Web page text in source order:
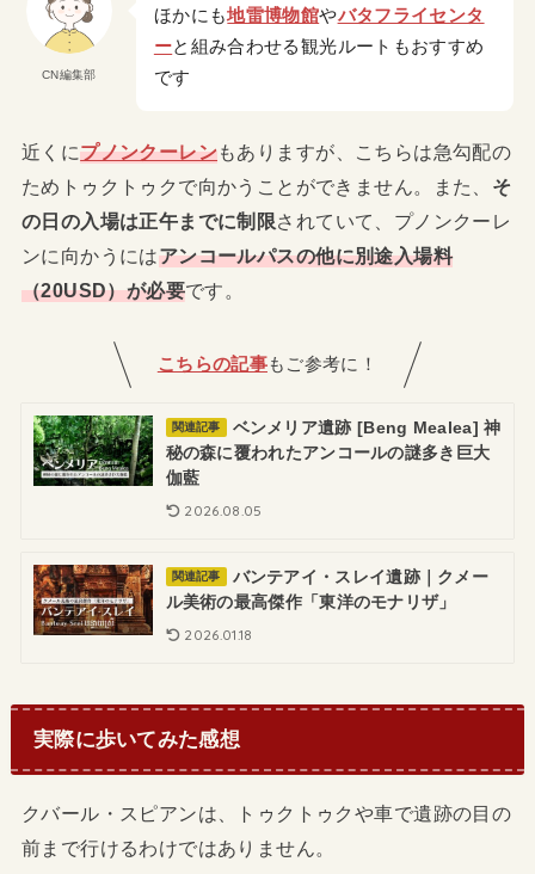
CN編集部
ほかにも地雷博物館やバタフライセンタ
ーと組み合わせる観光ルートもおすすめ
です
近くにプノンクーレンもありますが、こちらは急勾配の
ためトゥクトゥクで向かうことができません。また、 そ
の日の入場は正午までに制限されていて、プノンクーレ
ンに向かうにはアンコールパスの他に別途入場料
（20USD）が必要です。
こちらの記事もご参考に！
関連記事
ベンメリア遺跡 [Beng Mealea] 神
秘の森に覆われたアンコールの謎多き巨大
伽藍
2026.08.05
関連記事
バンテアイ・スレイ遺跡｜クメー
ル美術の最高傑作「東洋のモナリザ」
2026.01.18
実際に歩いてみた感想
クバール・スピアンは、トゥクトゥクや車で遺跡の目の
前まで行けるわけではありません。